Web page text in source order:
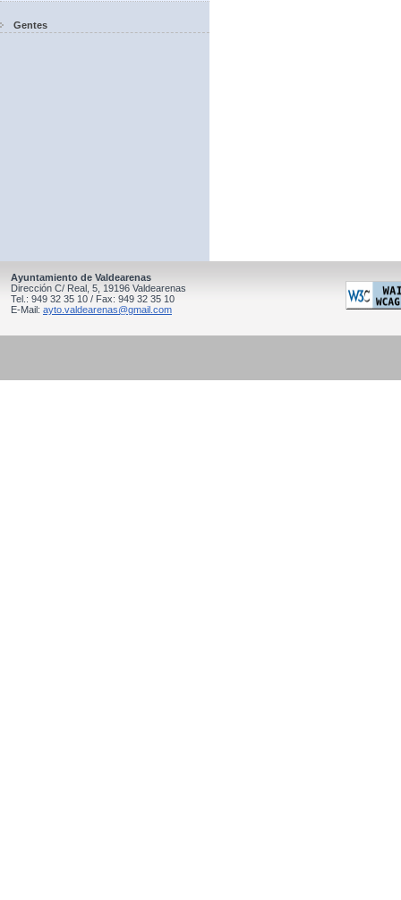
Gentes
Ayuntamiento de Valdearenas
Dirección C/ Real, 5, 19196 Valdearenas
Tel.: 949 32 35 10 / Fax: 949 32 35 10
E-Mail: ayto.valdearenas@gmail.com